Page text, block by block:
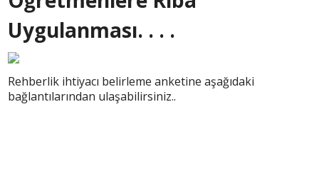
Uygulanması. . . .
Rehberlik ihtiyacı belirleme anketine aşağıdaki
bağlantılarından ulaşabilirsiniz..